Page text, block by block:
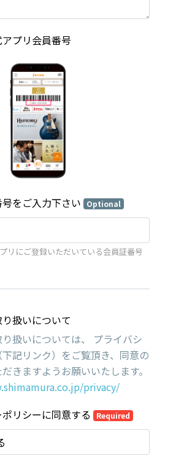
プリ会員番号
をご入力下さい Optional
リにご登録いただいている会員証番号
扱いについて
扱いについては、 プライバシ
記リンク）をご覧頂き、同意の
きますようお願いいたします。
privacy/
リシーに同意する
Required